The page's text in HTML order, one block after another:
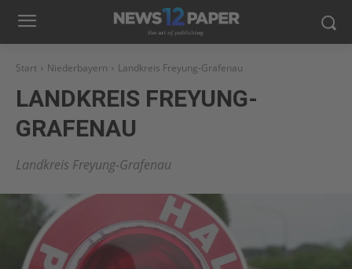
Start Niederbayern Landkreis Freyung-Grafenau
LANDKREIS FREYUNG-
GRAFENAU
Landkreis Freyung-Grafenau